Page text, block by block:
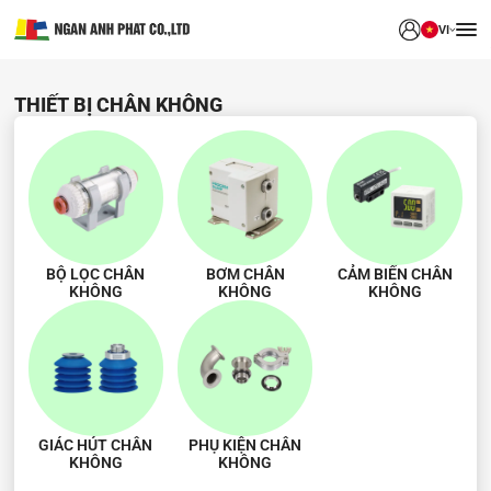
VI
THIẾT BỊ CHÂN KHÔNG
BỘ LỌC CHÂN
KHÔNG
BƠM CHÂN
KHÔNG
CẢM BIẾN CHÂN
KHÔNG
GIÁC HÚT CHÂN
KHÔNG
PHỤ KIỆN CHÂN
KHÔNG